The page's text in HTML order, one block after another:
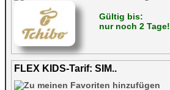
Gültig bis:
nur noch 2 Tage!
FLEX KIDS-Tarif: SIM..